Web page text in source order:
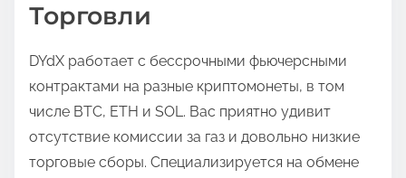
Торговли
DYdX работает с бессрочными фьючерсными
контрактами на разные криптомонеты, в том
числе BTC, ETH и SOL. Вас приятно удивит
отсутствие комиссии за газ и довольно низкие
торговые сборы. Специализируется на обмене